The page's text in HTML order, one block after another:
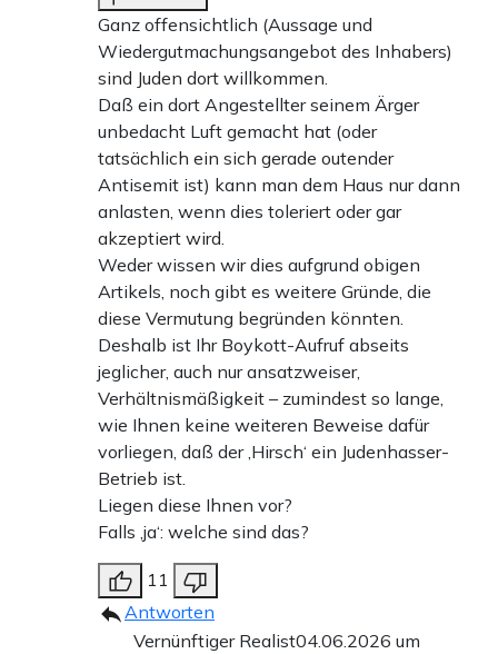
Ganz offensichtlich (Aussage und
Wiedergutmachungsangebot des Inhabers)
sind Juden dort willkommen.
Daß ein dort Angestellter seinem Ärger
unbedacht Luft gemacht hat (oder
tatsächlich ein sich gerade outender
Antisemit ist) kann man dem Haus nur dann
anlasten, wenn dies toleriert oder gar
akzeptiert wird.
Weder wissen wir dies aufgrund obigen
Artikels, noch gibt es weitere Gründe, die
diese Vermutung begründen könnten.
Deshalb ist Ihr Boykott-Aufruf abseits
jeglicher, auch nur ansatzweiser,
Verhältnismäßigkeit – zumindest so lange,
wie Ihnen keine weiteren Beweise dafür
vorliegen, daß der ‚Hirsch‘ ein Judenhasser-
Betrieb ist.
Liegen diese Ihnen vor?
Falls ‚ja‘: welche sind das?
11
Antworten
Vernünftiger Realist04.06.2026 um